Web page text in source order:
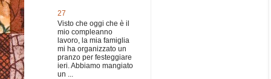
27
Visto che oggi che è il
mio compleanno
lavoro, la mia famiglia
mi ha organizzato un
pranzo per festeggiare
ieri. Abbiamo mangiato
un ...